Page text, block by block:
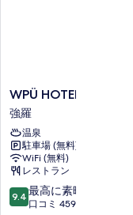
WPÜ
HOTEL
HAKONE
強
羅
WPÜ HOTEL
強羅
温泉
駐車場 (無料)
WiFi (無料)
レストラン
10
段
9.4 最高に素晴らしい
口コミ 459 件